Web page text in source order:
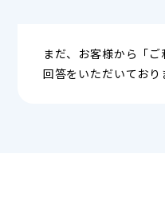
まだ、お客様から「
回答をいただいており